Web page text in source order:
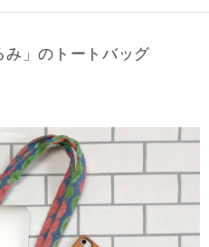
」のトートバッグ